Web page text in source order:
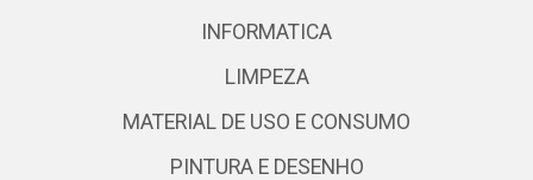
INFORMATICA
LIMPEZA
MATERIAL DE USO E CONSUMO
PINTURA E DESENHO